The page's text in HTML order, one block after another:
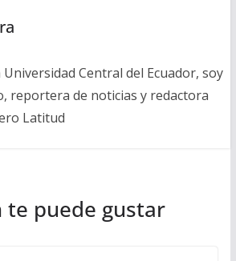
Central del Ecuador, soy
reportera de noticias y redactora
Latitud
te puede gustar